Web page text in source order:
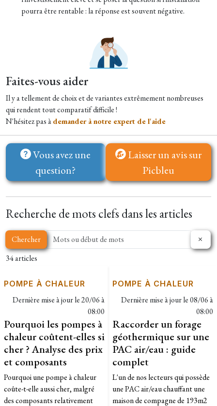
pourra être rentable : la réponse est souvent négative.
Faites-vous aider
Il y a tellement de choix et de variantes extrêmement nombreuses
qui rendent tout comparatif difficile !
N'hésitez pas àdemander à notre expert de l'aide
Vous avez une
question?
Laisser un avis sur
Picbleu
Recherche de mots clefs dans les articles
Chercher
34 articles
POMPE À CHALEUR
Dernière mise à jour le20/06 à
08:00
Pourquoi les pompes à
chaleur coûtent-elles si
cher ? Analyse des prix
et composants
Pourquoi une pompe à chaleur
coûte-t-elle aussi cher, malgré
des composants relativement
POMPE À CHALEUR
Dernière mise à jour le08/06 à
08:00
Raccorder un forage
géothermique sur une
PAC air/eau : guide
complet
L'un de nos lecteurs qui possède
une PAC air/eau chauffant une
maison de compagne de 193m2